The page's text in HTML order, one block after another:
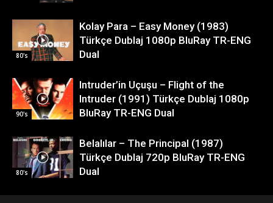
80's
Kolay Para – Easy Money (1983)
Türkçe Dublaj 1080p BluRay TR-ENG
Dual
90's
Intruder’in Uçuşu – Flight of the
Intruder (1991) Türkçe Dublaj 1080p
BluRay TR-ENG Dual
80's
Belalılar – The Principal (1987)
Türkçe Dublaj 720p BluRay TR-ENG
Dual